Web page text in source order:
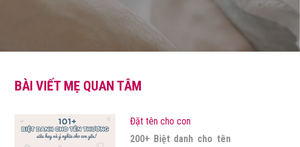
BÀI VIẾT MẸ QUAN TÂM
Đặt tên cho con
200+ Biệt danh cho tên